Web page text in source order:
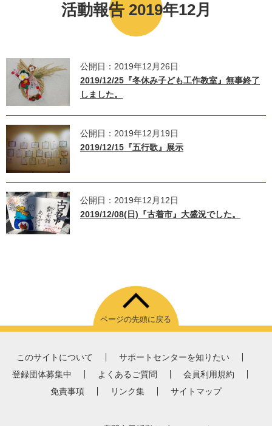
活動報告 2019年12月
公開日：2019年12月26日
2019/12/25『冬休み子ども工作教室』無事終了
しました。
公開日：2019年12月19日
2019/12/15『五行歌』展示
公開日：2019年12月12日
2019/12/08(日)『古着市』大盛況でした。
ページの先頭に戻る
このサイトについて
サポートセンターを知りたい
登録団体募集中
よくあるご質問
会員利用規約
免責事項
リンク集 サイトマップ